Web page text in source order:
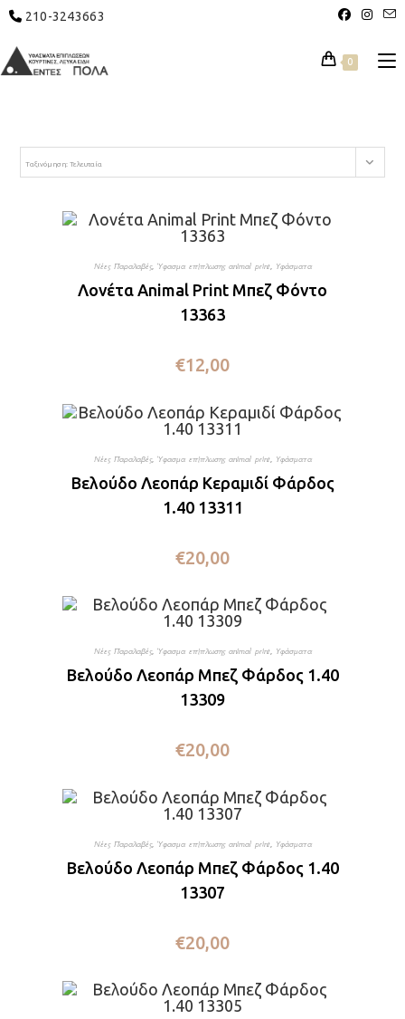
210-3243663
0
Ταξινόμηση: Τελευταία
Νέες Παραλαβές, Ύφασμα επίπλωσης animal print, Υφάσματα
Λονέτα Animal Print Μπεζ Φόντο
13363
€12,00
Νέες Παραλαβές, Ύφασμα επίπλωσης animal print, Υφάσματα
Βελούδο Λεοπάρ Κεραμιδί Φάρδος
1.40 13311
€20,00
Νέες Παραλαβές, Ύφασμα επίπλωσης animal print, Υφάσματα
Βελούδο Λεοπάρ Μπεζ Φάρδος 1.40
13309
€20,00
Νέες Παραλαβές, Ύφασμα επίπλωσης animal print, Υφάσματα
Βελούδο Λεοπάρ Μπεζ Φάρδος 1.40
13307
€20,00